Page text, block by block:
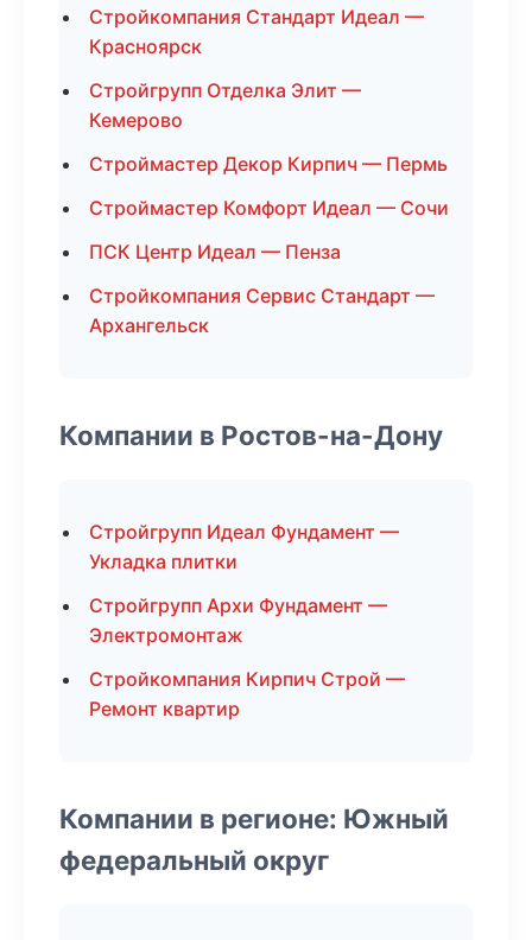
Стройкомпания Стандарт Идеал —
Красноярск
Стройгрупп Отделка Элит —
Кемерово
Строймастер Декор Кирпич — Пермь
Строймастер Комфорт Идеал — Сочи
ПСК Центр Идеал — Пенза
Стройкомпания Сервис Стандарт —
Архангельск
Компании в Ростов-на-Дону
Стройгрупп Идеал Фундамент —
Укладка плитки
Стройгрупп Архи Фундамент —
Электромонтаж
Стройкомпания Кирпич Строй —
Ремонт квартир
Компании в регионе: Южный
федеральный округ